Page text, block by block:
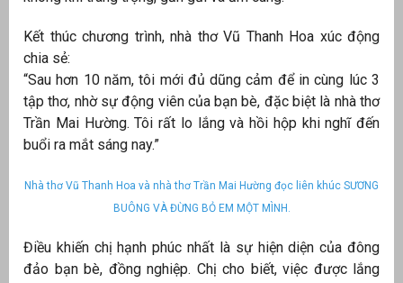
Kết thúc chương trình, nhà thơ Vũ Thanh Hoa xúc động
chia sẻ:
“Sau hơn 10 năm, tôi mới đủ dũng cảm để in cùng lúc 3
tập thơ, nhờ sự động viên của bạn bè, đặc biệt là nhà thơ
Trần Mai Hường. Tôi rất lo lắng và hồi hộp khi nghĩ đến
buổi ra mắt sáng nay.”
Nhà thơ Vũ Thanh Hoa và nhà thơ Trần Mai Hường đọc liên khúc SƯƠNG
BUÔNG VÀ ĐỪNG BỎ EM MỘT MÌNH.
Điều khiến chị hạnh phúc nhất là sự hiện diện của đông
đảo bạn bè, đồng nghiệp. Chị cho biết, việc được lắng